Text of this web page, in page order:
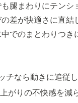
腿まわりにテンシ
差が快適さに直結
でのまとわりつき
チなら動きに追従
がりの不快感を減